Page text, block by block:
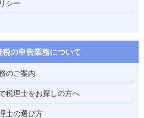
シー
税の申告業務について
のご案内
税理士をお探しの方へ
士の選び方